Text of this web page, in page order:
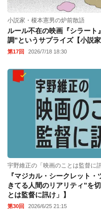
小説家・榎本憲男の炉前散語
ルール不在の映画『シラート
調”というサプライズ【小説
第17回 2026/7/18 18:30
宇野維正の「映画のことは監督に訊
『マジカル・シークレット
きてる人間のリアリティ”を
とは監督に訊け」】
第30回 2026/6/25 21:15